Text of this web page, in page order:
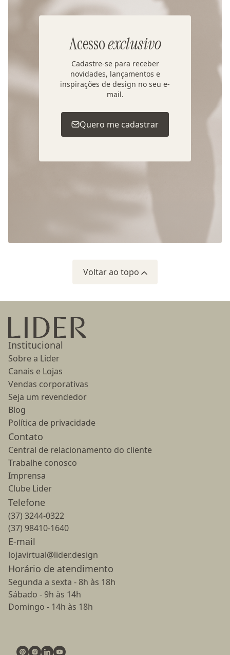
Acessoexclusivo
Cadastre-se para receber
novidades, lançamentos e
inspirações de design no seu e-
mail.
Quero me cadastrar
Voltar ao topo
Ir para a página inicial
Institucional
Sobre a Lider
Canais e Lojas
Vendas corporativas
Seja um revendedor
Blog
Política de privacidade
Contato
Central de relacionamento do cliente
Trabalhe conosco
Imprensa
Clube Lider
Telefone
(37) 3244-0322
(37) 98410-1640
E-mail
lojavirtual@lider.design
Horário de atendimento
Segunda a sexta - 8h às 18h
Sábado - 9h às 14h
Domingo - 14h às 18h